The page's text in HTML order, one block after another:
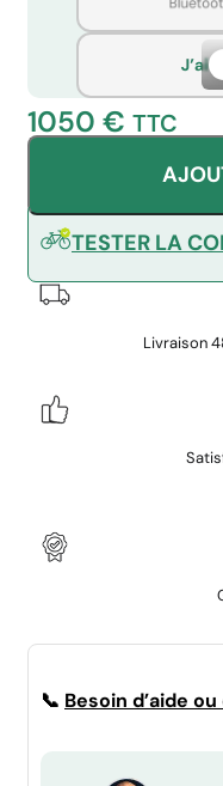
1050 € TTC
TESTER LA
Livraison
📞 Besoin d’aide